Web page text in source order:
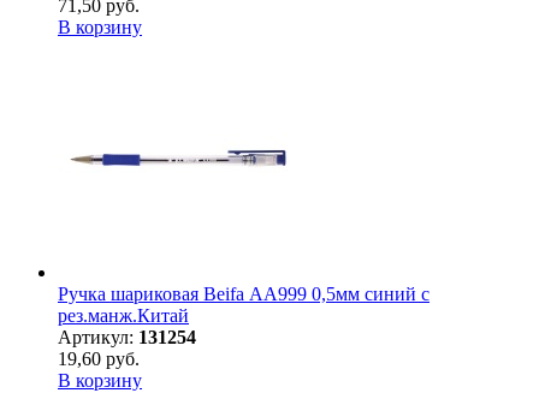
71,50 руб.
В корзину
Ручка шариковая Beifa АА999 0,5мм синий с
рез.манж.Китай
Артикул: 131254
19,60 руб.
В корзину